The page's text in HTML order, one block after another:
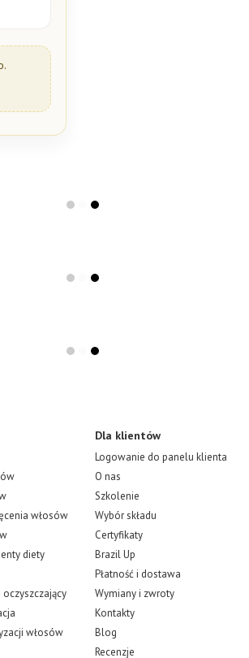
włosów
diety
włosów
Dla klientów
Logowanie do panelu klienta
O nas
Szkolenie
Wybór składu
Certyfikaty
Brazil Up
Płatność i dostawa
Wymiany i zwroty
Kontakty
Blog
Recenzje